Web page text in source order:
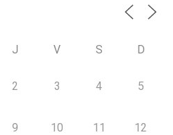
J V S D
2 3 4 5
9 10 11 12